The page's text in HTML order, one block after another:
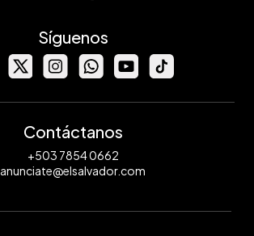
Síguenos
Contáctanos
+503 7854 0662
anunciate@elsalvador.com